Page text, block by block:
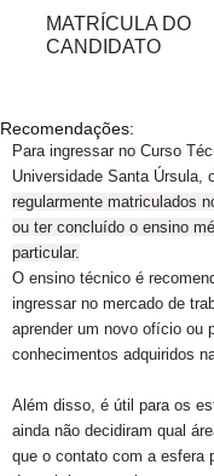
MATRÍCULA DO
CANDIDATO
Recomendações:
Para ingressar no Curso
Universidade Santa Úrsula,
regularmente matriculados
ou ter concluído o ensino
particular.
O ensino técnico é
ingressar no mercado de
aprender um novo ofício ou
conhecimentos adquiridos
Além disso, é útil para os
ainda não decidiram qual
que o contato com a esfera